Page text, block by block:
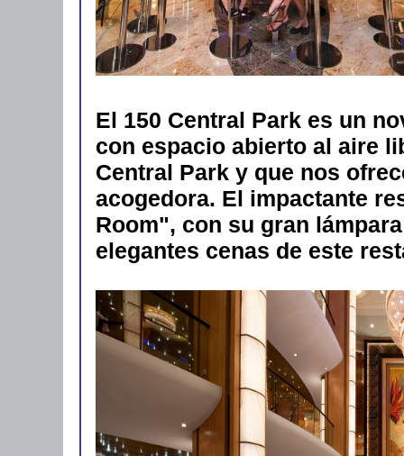
El 150 Central Park es un
con espacio abierto al aire
Central Park y que nos
acogedora. El impactante
Room", con su gran
elegantes cenas de este